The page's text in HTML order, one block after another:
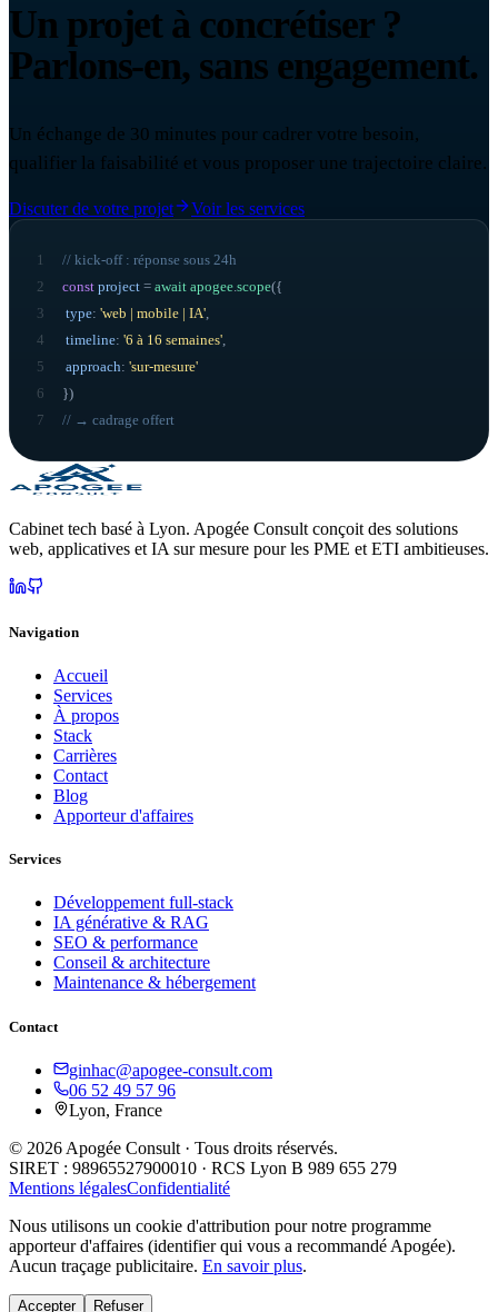
Un projet à concrétiser ?
Parlons-en, sans engagement.
Un échange de 30 minutes pour cadrer votre besoin,
qualifier la faisabilité et vous proposer une trajectoire claire.
Discuter de votre projet Voir les services
1
// kick-off : réponse sous 24h
2
const project = await apogee scope({
3
type: 'web | mobile | IA'
4
timeline: '6 à 16 semaines'
5
approach: 'sur-mesure'
6
})
7
// → cadrage offert
Cabinet tech basé à Lyon. Apogée Consult conçoit des solutions
web, applicatives et IA sur mesure pour les PME et ETI ambitieuses.
Navigation
Accueil
Services
À propos
Stack
Carrières
Contact
Blog
Apporteur d'affaires
Services
Développement full-stack
IA générative & RAG
SEO & performance
Conseil & architecture
Maintenance & hébergement
Contact
ginhac@apogee-consult.com
06 52 49 57 96
Lyon, France
© 2026 Apogée Consult · Tous droits réservés.
SIRET : 98965527900010 · RCS Lyon B 989 655 279
Mentions légalesConfidentialité
Nous utilisons un cookie d'attribution pour notre programme
apporteur d'affaires (identifier qui vous a recommandé Apogée).
Aucun traçage publicitaire. En savoir plus.
Accepter Refuser